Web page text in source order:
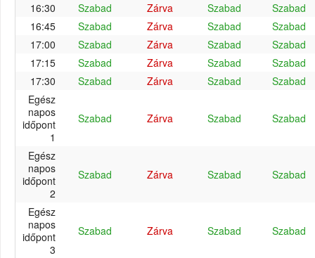
16:30 Szabad Zárva Szabad
Szabad
16:45
Szabad Zárva Szabad
Szabad
17:00
Szabad Zárva Szabad
Szabad
17:15
Szabad Zárva Szabad
Szabad
17:30
Szabad Zárva Szabad
Szabad
Egész
napos
időpont
1
Szabad Zárva Szabad Szabad
Egész
napos
időpont
2
Szabad Zárva Szabad Szabad
Egész
napos
időpont
3
Szabad Zárva Szabad Szabad